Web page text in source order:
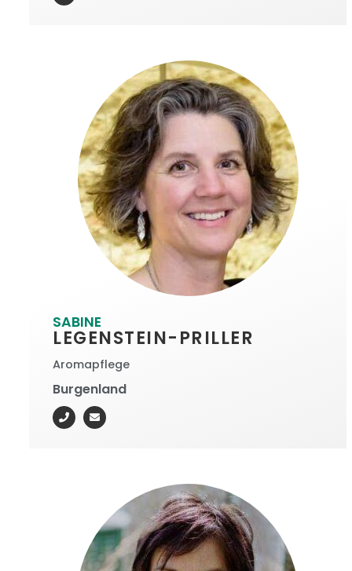
SABINE
LEGENSTEIN-PRILLER
Aromapflege
Burgenland